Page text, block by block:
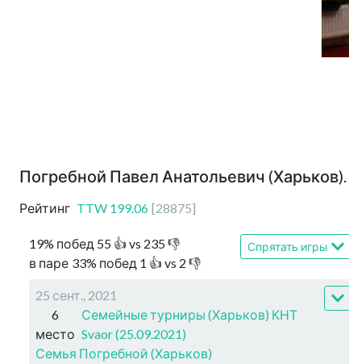
Погребной Павел Анатольевич (Харьков).
Рейтинг TTW 199.06 [28875]
19% побед 55 👍 vs 235👎
в паре 33% побед 1 👍 vs 2 👎
Спрятать игры
25 сент., 2021
6
место
Семейные турниры (Харьков) КНТ
Svaor (25.09.2021)
Семья Погребной (Харьков)